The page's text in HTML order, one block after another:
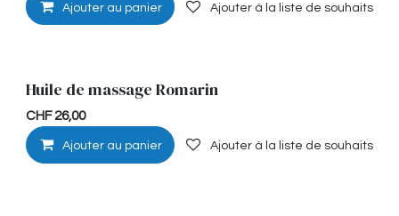
Ajouter au panier Ajouter à la liste de souhaits
Musculaire
Huile de massage Romarin
CHF 26,00
Ajouter au panier Ajouter à la liste de souhaits